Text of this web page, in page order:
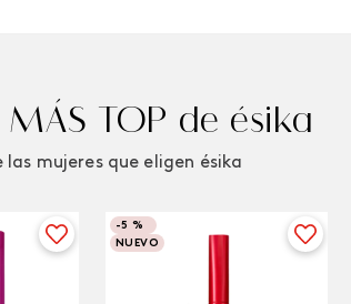
TOP de ésika
mujeres que eligen ésika
-5 %
NUEVO